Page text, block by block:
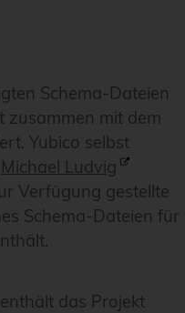
Schema-Dateien
mit dem
Yubico selbst
Michael Ludvig
Verfügung gestellte
Schema-Dateien für
das Projekt